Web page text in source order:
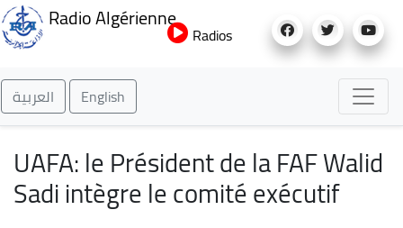
au
Radio Algérienne
Radios
العربية English
UAFA: le Président de la FAF Walid
Sadi intègre le comité exécutif